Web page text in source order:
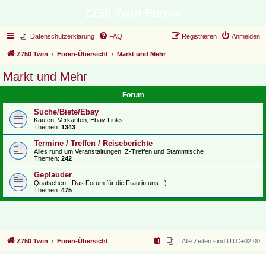
Datenschutzerklärung FAQ Anmelden
Registrieren
Z750 Twin Foren-Übersicht Markt und Mehr
Markt und Mehr
Forum
Suche/Biete/Ebay
Kaufen, Verkaufen, Ebay-Links
Themen: 1343
Termine / Treffen / Reiseberichte
Alles rund um Veranstaltungen, Z-Treffen und Stammtische
Themen: 242
Geplauder
Quatschen - Das Forum für die Frau in uns :-)
Themen: 475
Z750 Twin Foren-Übersicht Alle Zeiten sind UTC+02:00